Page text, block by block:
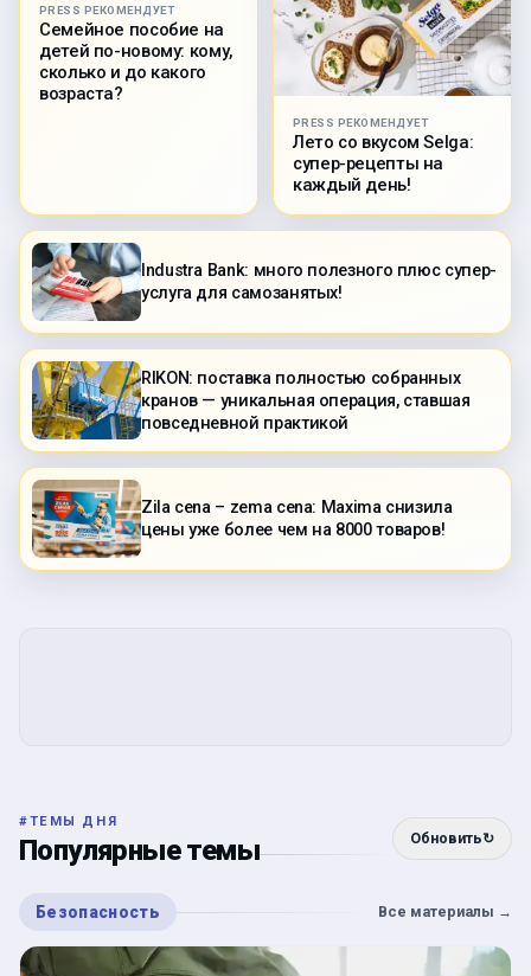
PRESS РЕКОМЕНДУЕТ
Семейное пособие на
детей по-новому: кому,
сколько и до какого
возраста?
PRESS РЕКОМЕНДУЕТ
Лето со вкусом Selga:
супер-рецепты на
каждый день!
Industra Bank: много полезного плюс супер-
услуга для самозанятых!
RIKON: поставка полностью собранных
кранов — уникальная операция, ставшая
повседневной практикой
Zila cena – zema cena: Maxima снизила
цены уже более чем на 8000 товаров!
#ТЕМЫ ДНЯ
Популярные темы Обновить↻
Безопасность Все материалы →